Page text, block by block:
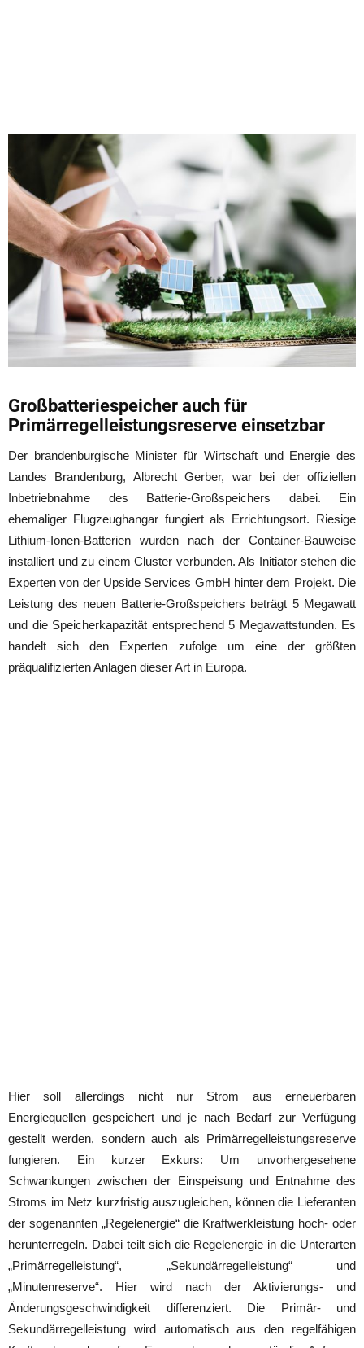
Großbatteriespeicher auch für
Primärregelleistungsreserve einsetzbar
Der brandenburgische Minister für Wirtschaft und Energie des
Landes Brandenburg, Albrecht Gerber, war bei der offiziellen
Inbetriebnahme des Batterie-Großspeichers dabei. Ein
ehemaliger Flugzeughangar fungiert als Errichtungsort. Riesige
Lithium-Ionen-Batterien wurden nach der Container-Bauweise
installiert und zu einem Cluster verbunden. Als Initiator stehen die
Experten von der Upside Services GmbH hinter dem Projekt. Die
Leistung des neuen Batterie-Großspeichers beträgt 5 Megawatt
und die Speicherkapazität entsprechend 5 Megawattstunden. Es
handelt sich den Experten zufolge um eine der größten
präqualifizierten Anlagen dieser Art in Europa.
Hier soll allerdings nicht nur Strom aus erneuerbaren
Energiequellen gespeichert und je nach Bedarf zur Verfügung
gestellt werden, sondern auch als Primärregelleistungsreserve
fungieren. Ein kurzer Exkurs: Um unvorhergesehene
Schwankungen zwischen der Einspeisung und Entnahme des
Stroms im Netz kurzfristig auszugleichen, können die Lieferanten
der sogenannten „Regelenergie“ die Kraftwerkleistung hoch- oder
herunterregeln. Dabei teilt sich die Regelenergie in die Unterarten
„Primärregelleistung“, „Sekundärregelleistung“ und
„Minutenreserve“. Hier wird nach der Aktivierungs- und
Änderungsgeschwindigkeit differenziert. Die Primär- und
Sekundärregelleistung wird automatisch aus den regelfähigen